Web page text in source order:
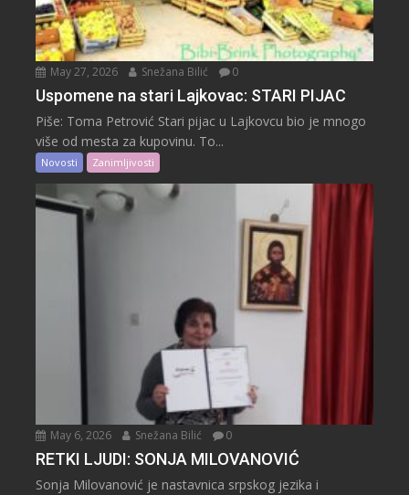
May 27, 2026 Snežana Bilić 0
Uspomene na stari Lajkovac: STARI PIJAC
Piše: Toma Petrović Stari pijac u Lajkovcu bio je mnogo
više od mesta za kupovinu. To...
Novosti Zanimljivosti
May 6, 2026 Snežana Bilić 0
RETKI LJUDI: SONJA MILOVANOVIĆ
Sonja Milovanović je nastavnica srpskog jezika i